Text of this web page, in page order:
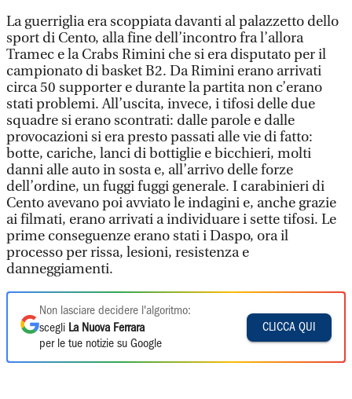
La guerriglia era scoppiata davanti al palazzetto dello
sport di Cento, alla fine dell’incontro fra l’allora
Tramec e la Crabs Rimini che si era disputato per il
campionato di basket B2. Da Rimini erano arrivati
circa 50 supporter e durante la partita non c’erano
stati problemi. All’uscita, invece, i tifosi delle due
squadre si erano scontrati: dalle parole e dalle
provocazioni si era presto passati alle vie di fatto:
botte, cariche, lanci di bottiglie e bicchieri, molti
danni alle auto in sosta e, all’arrivo delle forze
dell’ordine, un fuggi fuggi generale. I carabinieri di
Cento avevano poi avviato le indagini e, anche grazie
ai filmati, erano arrivati a individuare i sette tifosi. Le
prime conseguenze erano stati i Daspo, ora il
processo per rissa, lesioni, resistenza e
danneggiamenti.
Non lasciare decidere l'algoritmo:
scegli La Nuova Ferrara
per le tue notizie su Google
CLICCA QUI